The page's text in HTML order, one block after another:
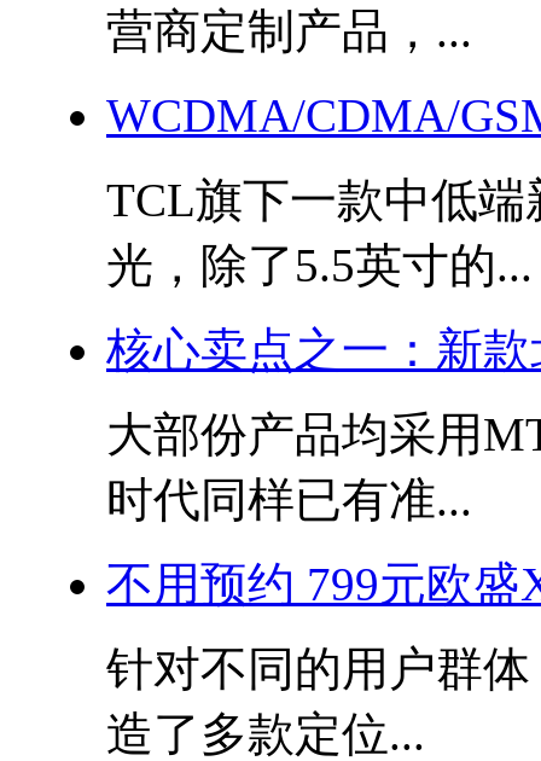
营商定制产品，...
WCDMA/CDMA/
TCL旗下一款中低端
光，除了5.5英寸的...
核心卖点之一：新
大部份产品均采用
时代同样已有准...
不用预约 799元欧
针对不同的用户群
造了多款定位...